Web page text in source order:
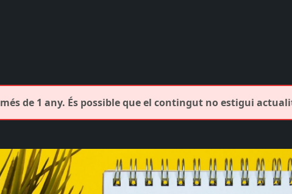
de 1 any. És possible que el contingut no estigui